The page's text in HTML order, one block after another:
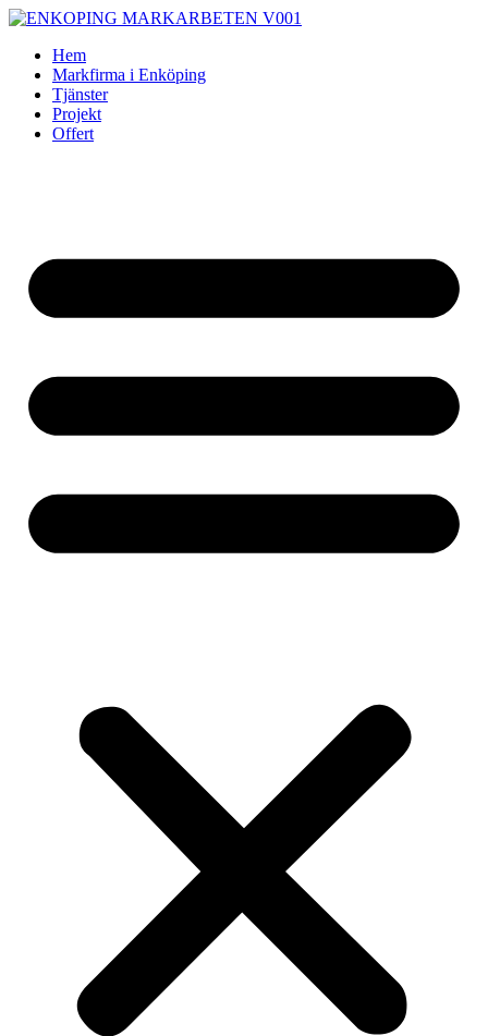
Skip
contentHem
Markfirma i Enköping
Tjänster
Projekt
Offert